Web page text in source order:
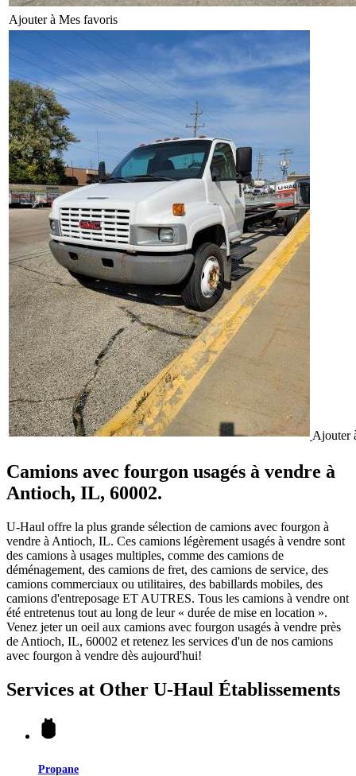
Ajouter à Mes favoris
Ajouter
Camions avec fourgon usagés à vendre à
Antioch, IL, 60002.
U-Haul offre la plus grande sélection de camions avec fourgon à
vendre à Antioch, IL. Ces camions légèrement usagés à vendre sont
des camions à usages multiples, comme des camions de
déménagement, des camions de fret, des camions de service, des
camions commerciaux ou utilitaires, des babillards mobiles, des
camions d'entreposage ET AUTRES. Tous les camions à vendre ont
été entretenus tout au long de leur « durée de mise en location ».
Venez jeter un oeil aux camions avec fourgon usagés à vendre près
de Antioch, IL, 60002 et retenez les services d'un de nos camions
avec fourgon à vendre dès aujourd'hui!
Services at Other U-Haul Établissements
Propane